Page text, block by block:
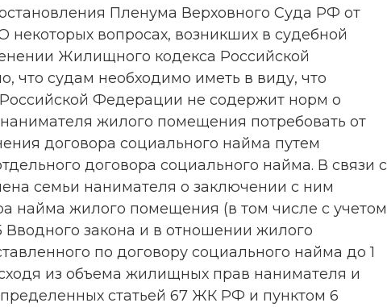
Пленума Верховного Суда РФ от
некоторых вопросах, возникших в судебной
Жилищного кодекса Российской
что судам необходимо иметь в виду, что
Федерации не содержит норм о
жилого помещения потребовать от
договора социального найма путем
договора социального найма. В связи с
семьи нанимателя о заключении с ним
найма жилого помещения (в том числе с учетом
Вводного закона и в отношении жилого
по договору социального найма до 1
из объема жилищных прав нанимателя и
статьей 67 ЖК РФ и пунктом 6